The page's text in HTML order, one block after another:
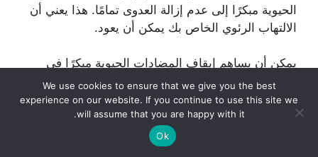
الحيوية مبكرًا إلى عدم إزالة العدوى تمامًا. هذا يعني أن
الالتهاب الرئوي الخاص بك يمكن أن يعود.
يمكن أن يساهم إيقاف المضادات الحيوية مبكرًا في
مقاومة المضادات الحيوية. يصعب علاج الالتهابات
المقاومة للمضادات الحيوية.
غالبًا ما يزول الالتهاب الرئوي الفيروسي في غضون
We use cookies to ensure that we give you the best
experience on our website. If you continue to use this site we
will assume that you are happy with it.
Ok